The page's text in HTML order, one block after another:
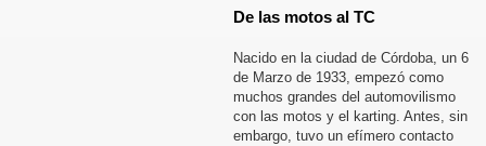
De las motos al TC
Nacido en la ciudad de Córdoba, un 6
de Marzo de 1933, empezó como
muchos grandes del automovilismo
con las motos y el karting. Antes, sin
embargo, tuvo un efímero contacto